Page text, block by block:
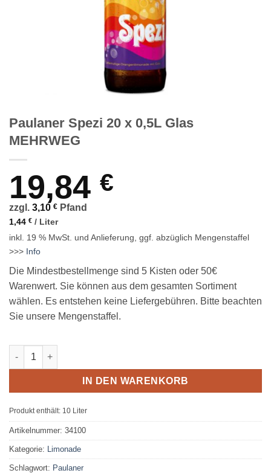
Paulaner Spezi 20 x 0,5L Glas
MEHRWEG
19,84 €
zzgl. 3,10 € Pfand
1,44 € / Liter
inkl. 19 % MwSt. und Anlieferung, ggf. abzüglich Mengenstaffel
>>> Info
Die Mindestbestellmenge sind 5 Kisten oder 50€
Warenwert. Sie können aus dem gesamten Sortiment
wählen. Es entstehen keine Liefergebühren. Bitte beachten
Sie unsere Mengenstaffel.
IN DEN WARENKORB
Produkt enthält: 10 Liter
Artikelnummer: 34100
Kategorie: Limonade
Schlagwort: Paulaner